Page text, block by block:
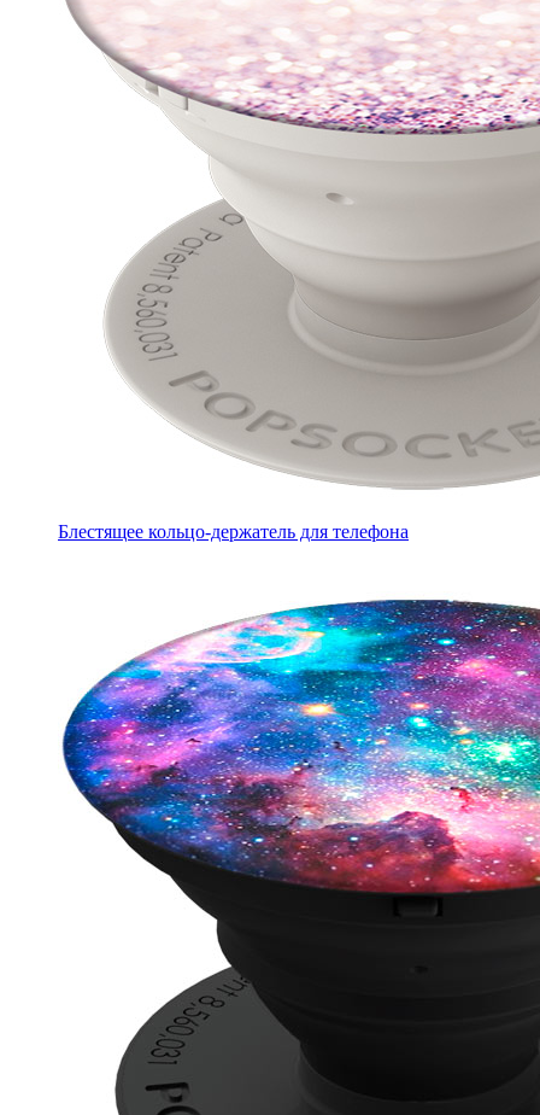
Блестящее кольцо-держатель для телефона